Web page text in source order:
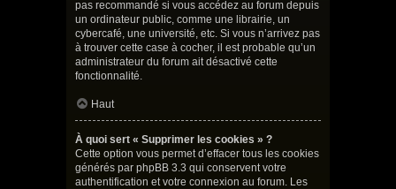
pas recommandé si vous accédez au forum depuis
un ordinateur public, comme une librairie, un
cybercafé, une université, etc. Si vous n’arrivez pas
à trouver cette case à cocher, il est probable qu’un
administrateur du forum ait désactivé cette
fonctionnalité.
Haut
À quoi sert « Supprimer les cookies » ?
Cette option vous permet d’effacer tous les cookies
générés par phpBB 3.3 qui conservent votre
authentification et votre connexion au forum. Les